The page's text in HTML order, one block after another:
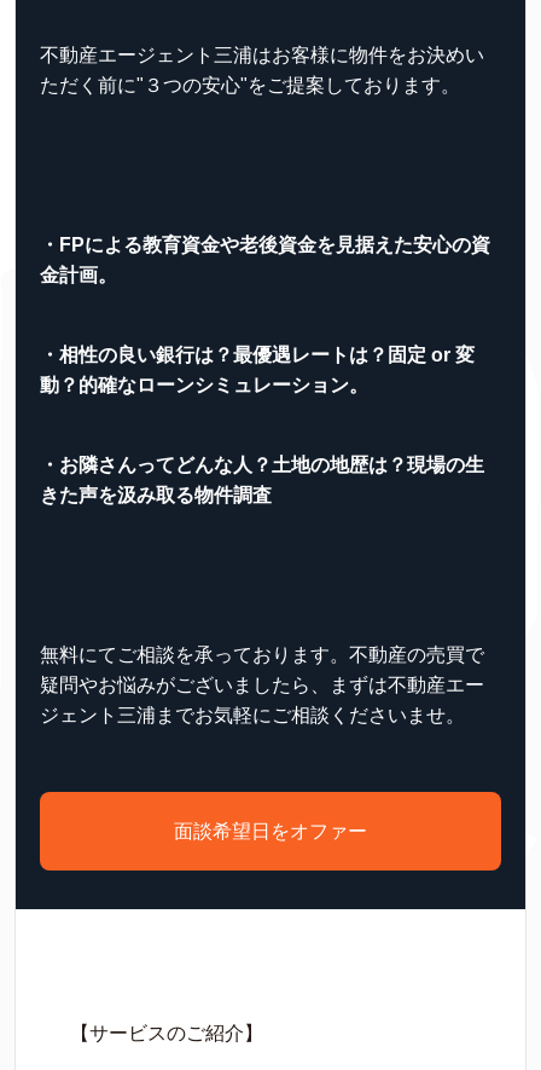
不動産エージェント三浦はお客様に物件をお決めい
ただく前に"３つの安心"をご提案しております。
・FPによる教育資金や老後資金を見据えた安心の資
金計画。
・相性の良い銀行は？最優遇レートは？固定 or 変
動？的確なローンシミュレーション。
・お隣さんってどんな人？土地の地歴は？現場の生
きた声を汲み取る物件調査
無料にてご相談を承っております。不動産の売買で
疑問やお悩みがございましたら、まずは不動産エー
ジェント三浦までお気軽にご相談くださいませ。
面談希望日をオファー
【サービスのご紹介】